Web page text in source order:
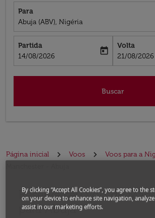
Para
Abuja (ABV), Nigéria
Partida
fc-booking-departure-date-aria-label
14/08/2026
today
Volta
fc-
21/08/2026
Buscar
Página inicial Voos Voos para a
Reserve seu voo de
para Abuja
By clicking “Accept All Cookies”, you agree to the
on your device to enhance site navigation,
assist in our marketing efforts.